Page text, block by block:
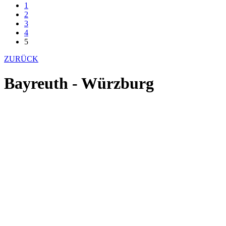
1
2
3
4
5
ZURÜCK
Bayreuth - Würzburg